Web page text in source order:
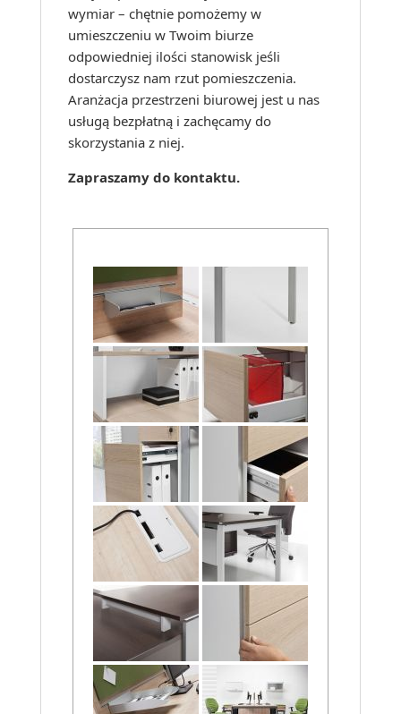
wymiar – chętnie pomożemy w
umieszczeniu w Twoim biurze
odpowiedniej ilości stanowisk jeśli
dostarczysz nam rzut pomieszczenia.
Aranżacja przestrzeni biurowej jest u nas
usługą bezpłatną i zachęcamy do
skorzystania z niej.
Zapraszamy do kontaktu.